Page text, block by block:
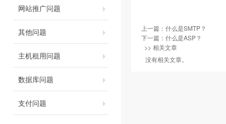
网站推广问题
其他问题
主机租用问题
数据库问题
支付问题
上一篇： 什么是SMTP？
下一篇： 什么是ASP？
>> 相关文章
没有相关文章。